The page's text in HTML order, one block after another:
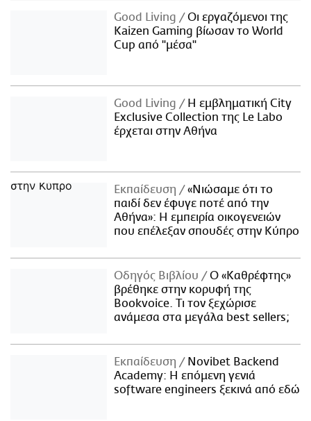
Good Living
Οι εργαζόμενοι της
Kaizen Gaming βίωσαν το World
Cup από "μέσα"
Good Living
Η εμβληματική City
Exclusive Collection της Le Labo
έρχεται στην Αθήνα
Εκπαίδευση
«Νιώσαμε ότι το
παιδί δεν έφυγε ποτέ από την
Αθήνα»: Η εμπειρία οικογενειών
που επέλεξαν σπουδές στην Κύπρο
Οδηγός Βιβλίου
Ο «Καθρέφτης»
βρέθηκε στην κορυφή της
Bookvoice. Τι τον ξεχώρισε
ανάμεσα στα μεγάλα best sellers;
Εκπαίδευση
Novibet Backend
Academy: Η επόμενη γενιά
software engineers ξεκινά από εδώ